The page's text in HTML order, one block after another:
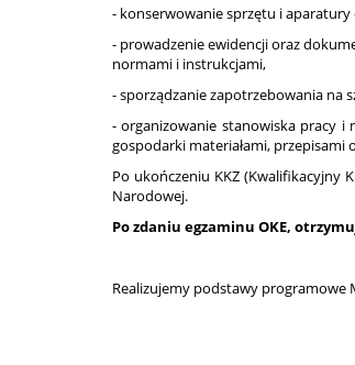
- konserwowanie sprzętu i aparatury
- prowadzenie ewidencji oraz
normami i instrukcjami,
- sporządzanie zapotrzebowania na
- organizowanie stanowiska pracy i
gospodarki materiałami,
Po ukończeniu KKZ (Kwalifikacyjny
Narodowej.
Po zdaniu egzaminu OKE,
Realizujemy podstawy programowe